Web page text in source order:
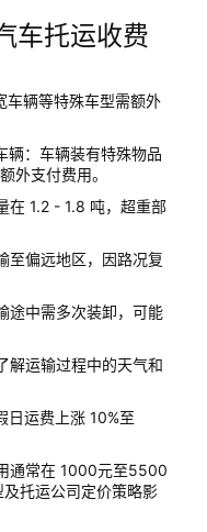
车托运收费
车辆等特殊车型需额外
辆：车辆装有特殊物品
外支付费用。
在 1.2 - 1.8 吨，超重部
至偏远地区，因路况复
途中需多次装卸，可能
解运输过程中的天气和
日运费上涨 10%至
通常在 1000元至5500
托运公司定价策略影